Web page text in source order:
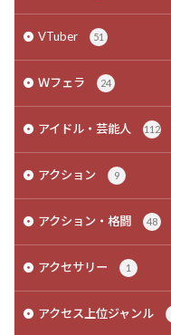
VTuber 51
Ｗフェラ 24
アイドル・芸能人 112
アクション 9
アクション・格闘 48
アクセサリー 1
アクセス上位ジャンル